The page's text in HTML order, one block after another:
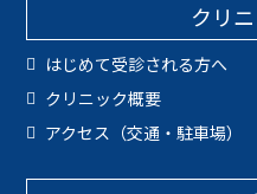
クリ
はじめて受診される方へ
クリニック概要
アクセス（交通・駐車場）